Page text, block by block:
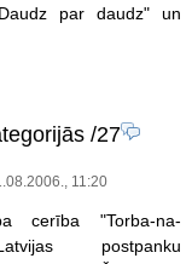
par daudz" un
/27
11:20
cerība "Torba-na-
postpanku